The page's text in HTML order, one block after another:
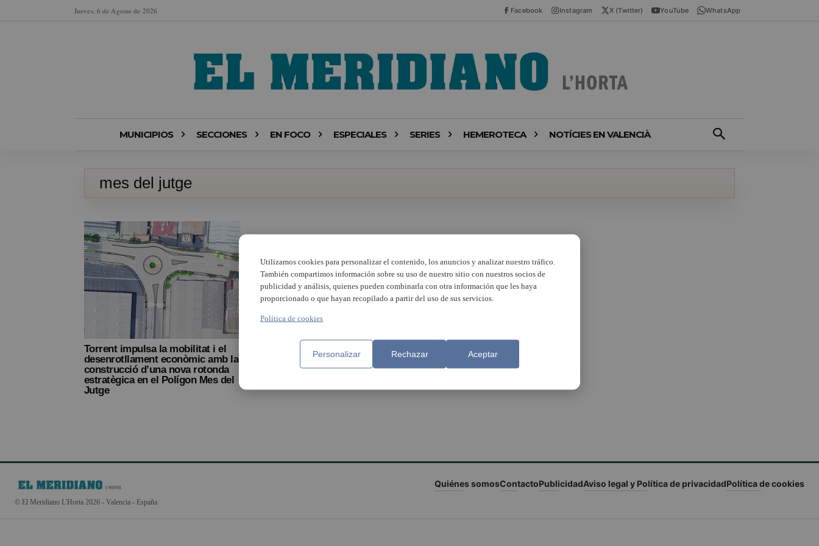
Jueves, 6 de Agosto de 2026 Facebook Instagram X (Twitter) YouTube WhatsApp
MUNICIPIOS SECCIONES EN FOCO ESPECIALES SERIES HEMEROTECA NOTÍCIES EN VALENCIÀ
mes del jutge
Torrent impulsa la mobilitat i el
desenrotllament econòmic amb la
construcció d’una nova rotonda
estratègica en el Polígon Mes del
Jutge
© El Meridiano L'Horta 2026 - Valencia - España
Quiénes somosContactoPublicidadAviso legal y Política de privacidadPolítica de cookies
Utilizamos cookies para personalizar el contenido, los anuncios y analizar nuestro tráfico.
También compartimos información sobre su uso de nuestro sitio con nuestros socios de
publicidad y análisis, quienes pueden combinarla con otra información que les haya
proporcionado o que hayan recopilado a partir del uso de sus servicios.
Política de cookies
Personalizar Rechazar Aceptar